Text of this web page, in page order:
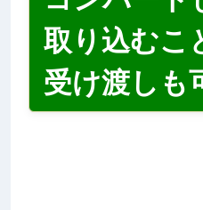
取り込むこ
受け渡しも